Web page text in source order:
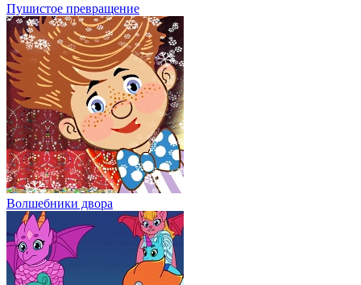
Пушистое превращение
Волшебники двора